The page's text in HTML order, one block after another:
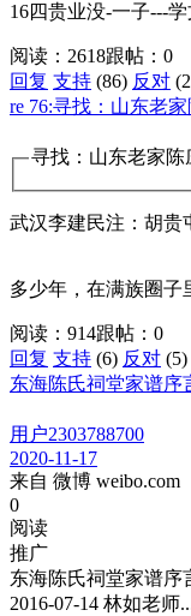
16四贵业没-一子---学
阅读：2618跟帖：0
回复 支持 (86) 反对
re 76:寻找：山东老
寻找：山东老家陈
武汉李建民注：胡贵
多少年，在满族圈子
阅读：914跟帖：0
回复 支持 (6) 反对 (5)
东海陈氏祠堂家谱序
用户2303788700
2020-11-17
来自 微博 weibo.com
0
阅读
推广
东海陈氏祠堂家谱序
2016-07-14 林如老师